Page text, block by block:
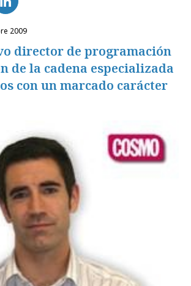
2009
director de programación
de la cadena especializada
con un marcado carácter